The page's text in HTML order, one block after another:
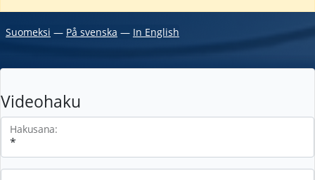
Suomeksi ― På svenska ― In English
Videohaku
Hakusana: